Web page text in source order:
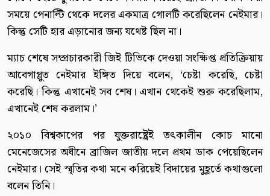
সময়ে পেনাল্টি থেকে দলের একমাত্র গোলটি করেছিলেন নেইমার।
কিন্তু সেটি হার এড়ানোর জন্য যথেষ্ট ছিল না।
ম্যাচ শেষে সম্প্রচারকারী জিই টিভিকে দেওয়া সংক্ষিপ্ত প্রতিক্রিয়ায়
আবেগাপ্লুত নেইমার ইঙ্গিত দিয়ে বলেন, ‘চেষ্টা করেছি, চেষ্টা
করেছি। কিন্তু এখানেই সব শেষ। এখান থেকেই শুরু করেছিলাম,
এখানেই শেষ করলাম।’
২০১০ বিশ্বকাপের পর যুক্তরাষ্ট্রেই তৎকালীন কোচ মানো
মেনেজেসের অধীনে ব্রাজিল জাতীয় দলে প্রথম ডাক পেয়েছিলেন
নেইমার। সেই স্মৃতির কথা মনে করিয়েই বিদায়ের মুহূর্তে কথাগুলো
বলেন তিনি।